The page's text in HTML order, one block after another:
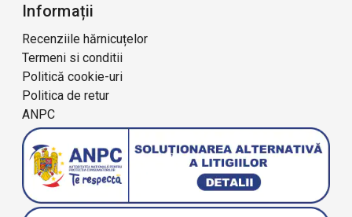
Informații
Recenziile hărnicuțelor
Termeni si conditii
Politică cookie-uri
Politica de retur
ANPC